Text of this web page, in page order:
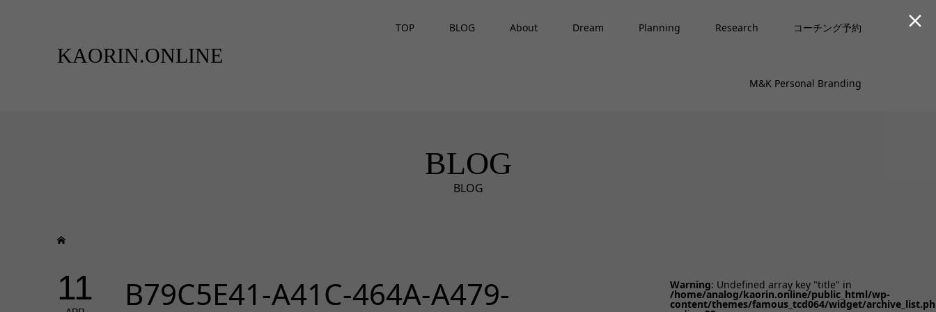
KAORIN.ONLINE
TOP BLOG About Dream Planning Research コーチング予約
M&K Personal Branding
BLOG
BLOG
11
B79C5E41-A41C-464A-A479-
Warning: Undefined array key "title" in
/home/analog/kaorin.online/public_html/wp-
content/themes/famous_tcd064/widget/
